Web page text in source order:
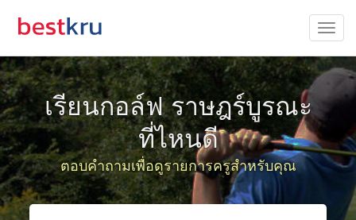
เรียนกอล์ฟ ราษฎร์บูรณะ
ที่ไหนดี
ตอบคำถามเพื่อดูรายการครูสำหรับคุณ